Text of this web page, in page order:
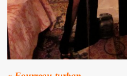
auteur de huit textes de l
fevrier 2018 a Paris.
de MARIE FRANCE